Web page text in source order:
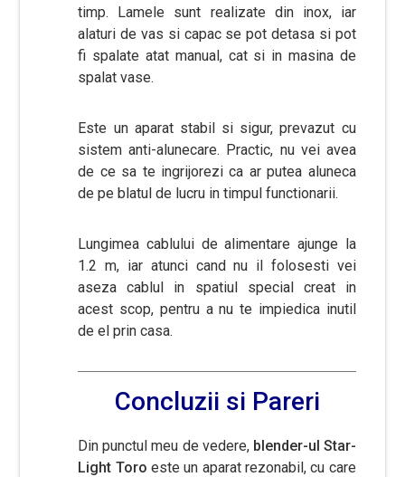
timp. Lamele sunt realizate din inox, iar
alaturi de vas si capac se pot detasa si pot
fi spalate atat manual, cat si in masina de
spalat vase.
Este un aparat stabil si sigur, prevazut cu
sistem anti-alunecare. Practic, nu vei avea
de ce sa te ingrijorezi ca ar putea aluneca
de pe blatul de lucru in timpul functionarii.
Lungimea cablului de alimentare ajunge la
1.2 m, iar atunci cand nu il folosesti vei
aseza cablul in spatiul special creat in
acest scop, pentru a nu te impiedica inutil
de el prin casa.
Concluzii si Pareri
Din punctul meu de vedere, blender-ul Star-
Light Toroeste un aparat rezonabil, cu care